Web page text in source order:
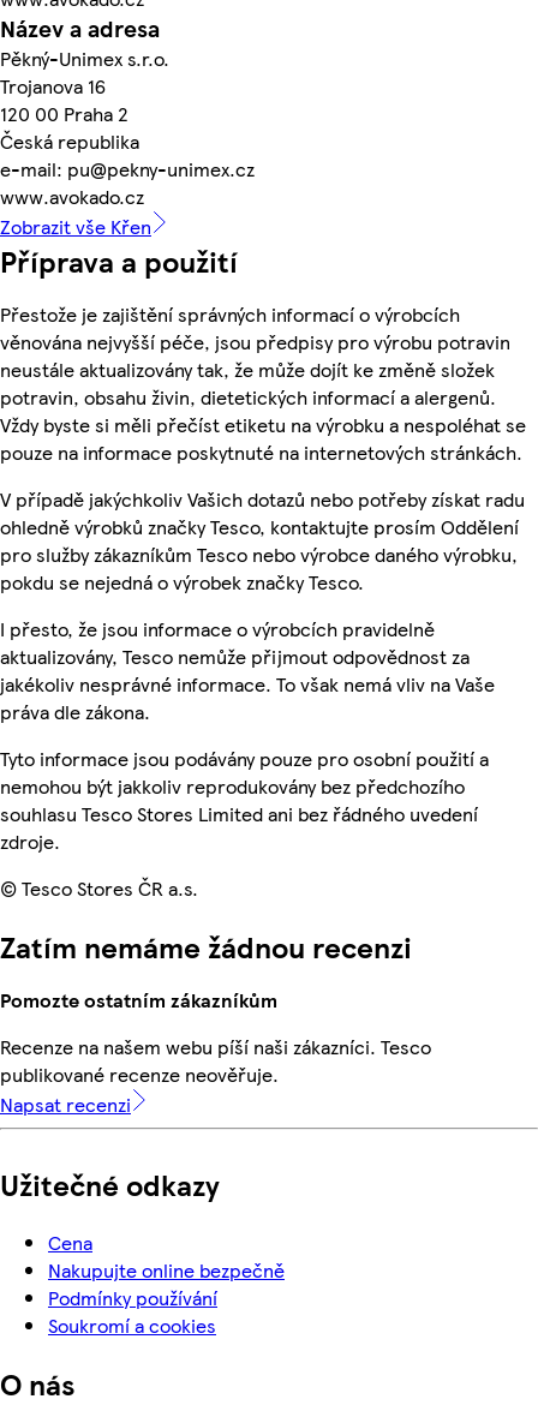
Název a adresa
Pěkný-Unimex s.r.o.
Trojanova 16
120 00 Praha 2
Česká republika
e-mail: pu@pekny-unimex.cz
www.avokado.cz
Zobrazit vše Křen
Příprava a použití
Přestože je zajištění správných informací o výrobcích
věnována nejvyšší péče, jsou předpisy pro výrobu potravin
neustále aktualizovány tak, že může dojít ke změně složek
potravin, obsahu živin, dietetických informací a alergenů.
Vždy byste si měli přečíst etiketu na výrobku a nespoléhat se
pouze na informace poskytnuté na internetových stránkách.
V případě jakýchkoliv Vašich dotazů nebo potřeby získat radu
ohledně výrobků značky Tesco, kontaktujte prosím Oddělení
pro služby zákazníkům Tesco nebo výrobce daného výrobku,
pokdu se nejedná o výrobek značky Tesco.
I přesto, že jsou informace o výrobcích pravidelně
aktualizovány, Tesco nemůže přijmout odpovědnost za
jakékoliv nesprávné informace. To však nemá vliv na Vaše
práva dle zákona.
Tyto informace jsou podávány pouze pro osobní použití a
nemohou být jakkoliv reprodukovány bez předchozího
souhlasu Tesco Stores Limited ani bez řádného uvedení
zdroje.
© Tesco Stores ČR a.s.
Zatím nemáme žádnou recenzi
Pomozte ostatním zákazníkům
Recenze na našem webu píší naši zákazníci. Tesco
publikované recenze neověřuje.
Napsat recenzi
Užitečné odkazy
Cena
Nakupujte online bezpečně
Podmínky používání
Soukromí a cookies
O nás